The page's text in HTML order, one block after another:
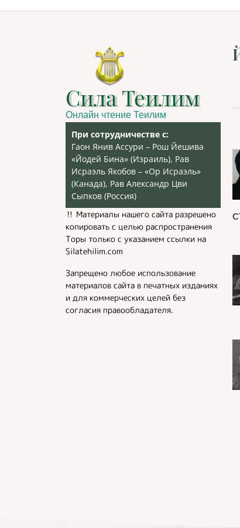
Сила Теилим
Онлайн чтение Теилим
При сотрудничестве с:
Гаон Янив Ассури – Рош Йешива
«Йодей Бина» (Израиль), Рав
Исраэль Якобов – «Ор Исраэль»
(Канада), Рав Александр Цви
Сыпков (Россия)
‼️ Материалы нашего сайта разрешено
копировать с целью распространения
Торы только с указанием ссылки на
Silatehilim.com
Запрещено любое использование
материалов сайта в печатных изданиях
и для коммерческих целей без
согласия правообладателя.